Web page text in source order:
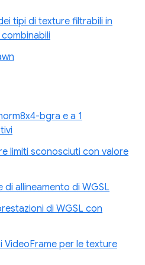
tipi di texture filtrabili in
bgra e a 1
limiti sconosciuti con valore
allineamento di WGSL
di WGSL con
VideoFrame per le texture